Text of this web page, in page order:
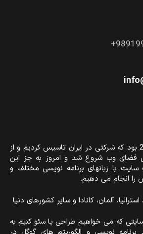
به طور دقیق سال 2004 بود که شرکتی در ایران تاسیس کردیم و از
فضای وب شروع شد و امروز به جز این
با زبانهای برنامه نویسی مختلف و
را انجام می دهیم.
استرالیا، آلمان، کانادا و سایر کشورهای دنیا
که می خواهیم طراحی یا سئو کنیم به